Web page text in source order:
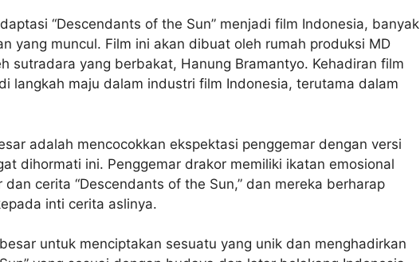
“Descendants of the Sun” menjadi film Indonesia, banyak
yang muncul. Film ini akan dibuat oleh rumah produksi MD
sutradara yang berbakat, Hanung Bramantyo. Kehadiran film
langkah maju dalam industri film Indonesia, terutama dalam
adalah mencocokkan ekspektasi penggemar dengan versi
dihormati ini. Penggemar drakor memiliki ikatan emosional
cerita “Descendants of the Sun,” dan mereka berharap
inti cerita aslinya.
untuk menciptakan sesuatu yang unik dan menghadirkan